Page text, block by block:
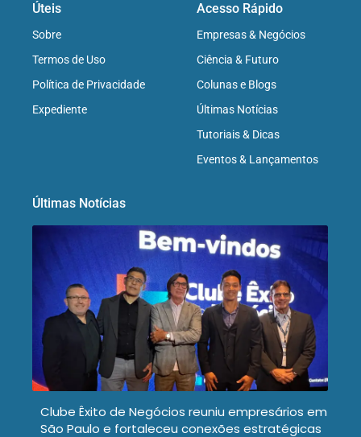
Úteis
Sobre
Termos de Uso
Política de Privacidade
Expediente
Acesso Rápido
Empresas & Negócios
Ciência & Futuro
Colunas e Blogs
Últimas Notícias
Tutoriais & Dicas
Eventos & Lançamentos
Últimas Notícias
Clube Êxito de Negócios reuniu empresários em
São Paulo e fortaleceu conexões estratégicas